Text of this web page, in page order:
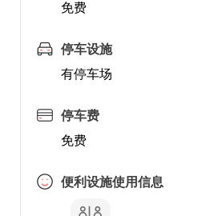
免费
停车设施
有停车场
停车费
免费
便利设施使用信息